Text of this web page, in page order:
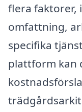
flera faktorer,
omfattning,
specifika
plattform kan